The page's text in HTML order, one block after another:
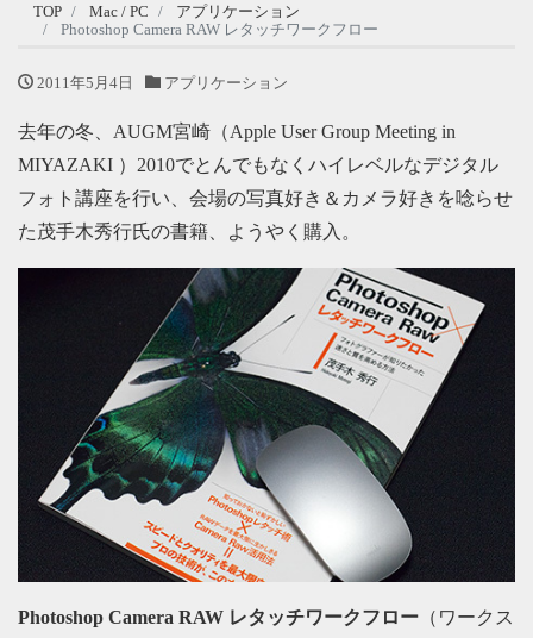
TOP Mac / PC
アプリケーション
Photoshop Camera RAW レタッチワークフロー
2011年5月4日 アプリケーション
去年の冬、AUGM宮崎（Apple User Group Meeting in
MIYAZAKI ）2010でとんでもなくハイレベルなデジタル
フォト講座を行い、会場の写真好き＆カメラ好きを唸らせ
た茂手木秀行氏の書籍、ようやく購入。
Photoshop Camera RAW レタッチワークフロー （ワークス